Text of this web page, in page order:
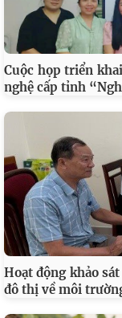
Cuộc họp triển
nghệ cấp tỉnh
Hoạt động khảo
đô thị về môi